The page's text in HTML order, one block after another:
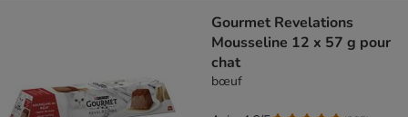
Gourmet Revelations
Mousseline 12 x 57 g pour
chat
bœuf